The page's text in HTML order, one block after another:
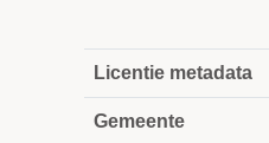
Licentie metadata
Gemeente